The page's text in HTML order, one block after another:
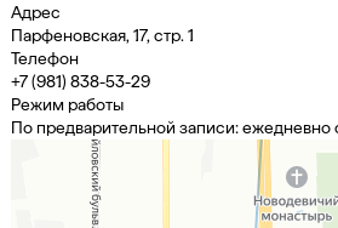
Адрес
Парфеновская, 17, стр. 1
Телефон
+7 (981) 838-53-29
Режим работы
По предварительной записи: ежедневно